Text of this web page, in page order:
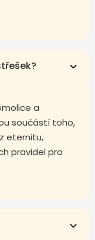
a
součástí toho,
eternitu,
pravidel pro